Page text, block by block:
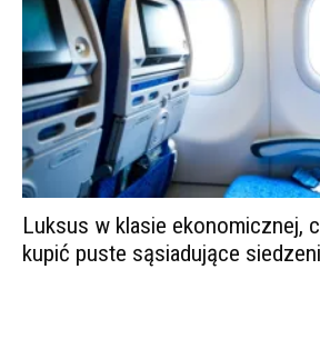
Luksus w klasie ekonomicznej,
kupić puste sąsiadujące